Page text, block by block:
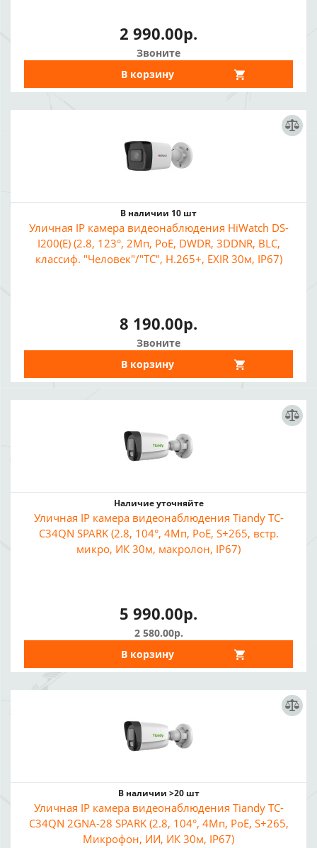
2 990.00р.
Звоните
В корзину
В наличии 10 шт
Уличная IP камера видеонаблюдения HiWatch DS-
I200(E) (2.8, 123°, 2Мп, PoE, DWDR, 3DDNR, BLC,
классиф. "Человек"/"ТС", H.265+, EXIR 30м, IP67)
8 190.00р.
Звоните
В корзину
Наличие уточняйте
Уличная IP камера видеонаблюдения Tiandy TC-
C34QN SPARK (2.8, 104°, 4Мп, PoE, S+265, встр.
микро, ИК 30м, макролон, IP67)
5 990.00р.
2 580.00р.
В корзину
В наличии >20 шт
Уличная IP камера видеонаблюдения Tiandy TC-
C34QN 2GNA-28 SPARK (2.8, 104°, 4Мп, PoE, S+265,
Микрофон, ИИ, ИК 30м, IP67)